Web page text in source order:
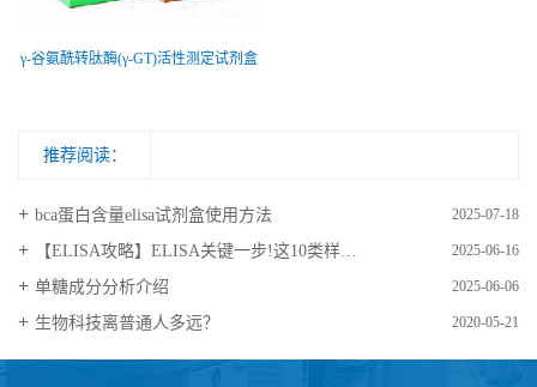
γ-谷氨酰转肽酶(γ-GT)活性测定试剂盒
推荐阅读：
bca蛋白含量elisa试剂盒使用方法 2025-07-18
【ELISA攻略】ELISA关键一步!这10类样品要如何处理? 2025-06-16
​单糖成分分析介绍 2025-06-06
生物科技离普通人多远？ 2020-05-21